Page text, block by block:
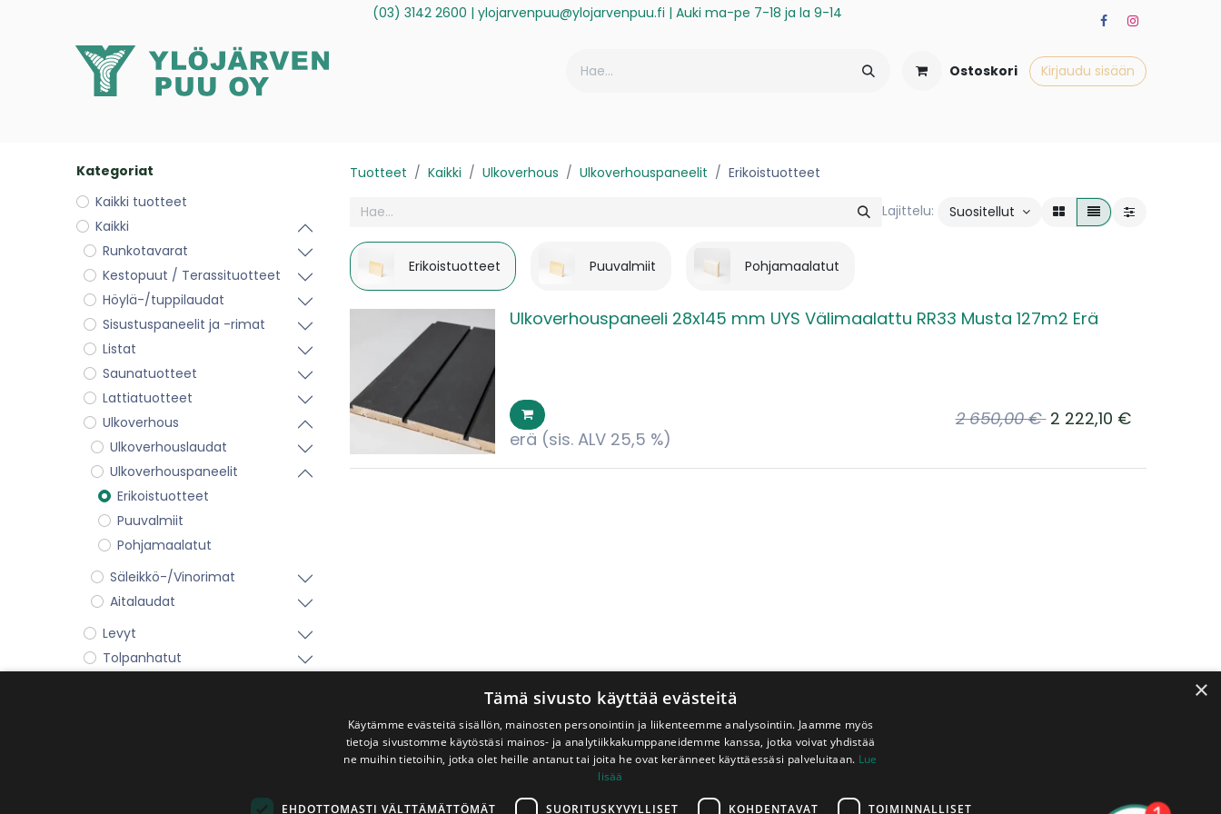
(03) 3142 2600 | ylojarvenpuu@ylojarvenpuu.fi | Auki ma-pe 7-18 ja la 9-14
Ostoskori Kirjaudu sisään
Kategoriat
Kaikki tuotteet
Kaikki
Runkotavarat
Kestopuut / Terassituotteet
Höylä-/tuppilaudat
Sisustuspaneelit ja -rimat
Listat
Saunatuotteet
Lattiatuotteet
Ulkoverhous
Ulkoverhouslaudat
Ulkoverhouspaneelit
Erikoistuotteet
Puuvalmiit
Pohjamaalatut
Säleikkö-/Vinorimat
Aitalaudat
Levyt
Tolpanhatut
Tuotteet Kaikki Ulkoverhous Ulkoverhouspaneelit Erikoistuotteet
Lajittelu: Suositellut
Erikoistuotteet Puuvalmiit Pohjamaalatut
Ulkoverhouspaneeli 28x145 mm UYS Välimaalattu RR33 Musta 127m2 Erä
2 650,00€ 2 222,10 €
erä (sis. ALV 25,5 %)
×
Tämä sivusto käyttää evästeitä
Käytämme evästeitä sisällön, mainosten personointiin ja liikenteemme analysointiin. Jaamme myös
tietoja sivustomme käytöstäsi mainos- ja analytiikkakumppaneidemme kanssa, jotka voivat yhdistää
ne muihin tietoihin, jotka olet heille antanut tai joita he ovat keränneet käyttäessäsi palveluitaan. Lue
lisää
EHDOTTOMASTI VÄLTTÄMÄTTÖMÄT SUORITUSKYVYLLISET KOHDENTAVAT TOIMINNALLISET